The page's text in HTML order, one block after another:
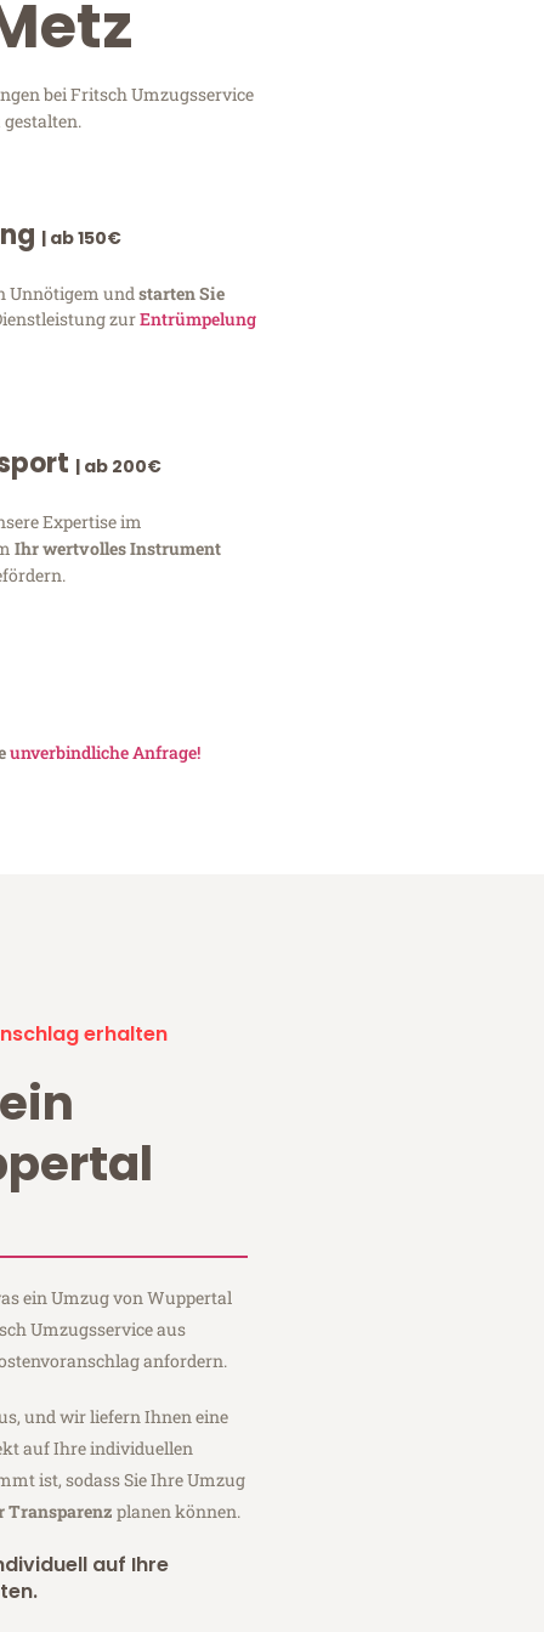
bei Fritsch Umzugsservice
| ab 150€
Unnötigem undstarten Sie
zurEntrümpelung
| ab 200€
Expertise im
Ihr wertvolles Instrument
unverbindliche Anfrage!
erhalten
ein Umzug von Wuppertal
Umzugsservice aus
anfordern.
und wir liefern Ihnen eine
auf Ihre individuellen
ist, sodass Sie Ihre Umzug
Transparenz planen können.
auf Ihre